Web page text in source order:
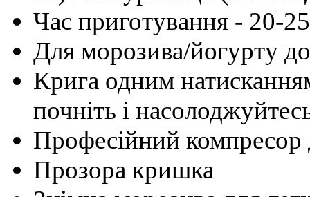
Час приготування - 20-
Для морозива/йогурту
Крига одним
почніть і
Професійний компресор
Прозора кришка